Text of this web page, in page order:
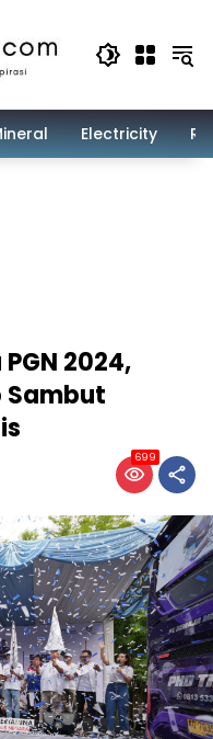
Electricity
2024,
Sambut
699